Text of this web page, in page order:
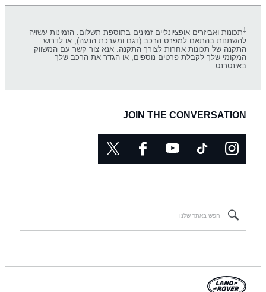
‡תכונות ואביזרים אופציונליים זמינים בתוספת תשלום. הזמינות עשויה
להשתנות בהתאם למפרט הרכב (דגם ומערכת הנעה), או לדרוש
התקנה של תכונות אחרות לצורך התקנה. אנא צור קשר עם המשווק
המקומי שלך לקבלת פרטים נוספים, או הגדר את הרכב שלך
באינטרנט.
JOIN THE CONVERSATION